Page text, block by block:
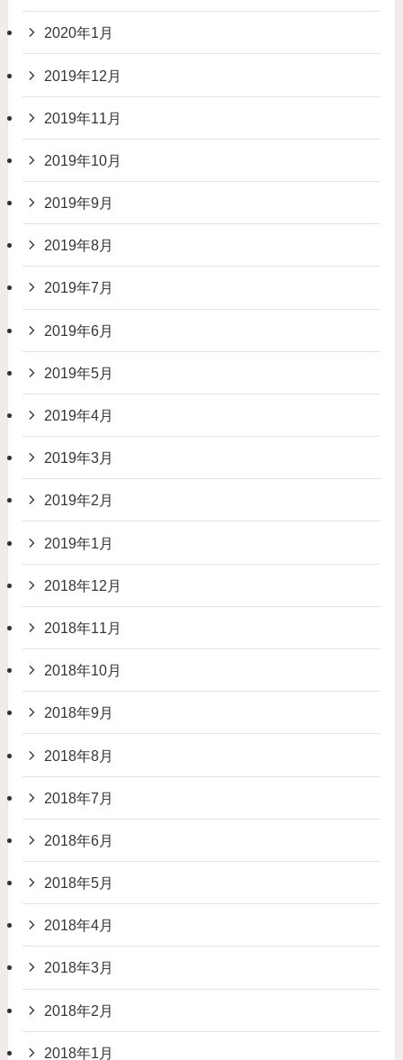
2020年1月
2019年12月
2019年11月
2019年10月
2019年9月
2019年8月
2019年7月
2019年6月
2019年5月
2019年4月
2019年3月
2019年2月
2019年1月
2018年12月
2018年11月
2018年10月
2018年9月
2018年8月
2018年7月
2018年6月
2018年5月
2018年4月
2018年3月
2018年2月
2018年1月